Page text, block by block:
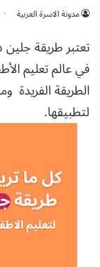
مدونة الاسرة العربية
تعتبر طريقة جلين
في عالم تعليم
الطريقة الفريدة
لتطبيقها.